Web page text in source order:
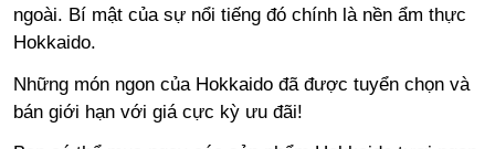
ngoài. Bí mật của sự nổi tiếng đó chính là nền ẩm thực
Hokkaido.
Những món ngon của Hokkaido đã được tuyển chọn và
bán giới hạn với giá cực kỳ ưu đãi!